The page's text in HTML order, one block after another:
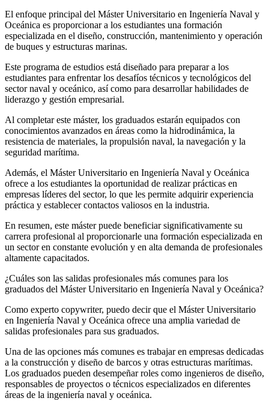
El enfoque principal del Máster Universitario en Ingeniería Naval y
Oceánica es proporcionar a los estudiantes una formación
especializada en el diseño, construcción, mantenimiento y operación
de buques y estructuras marinas.
Este programa de estudios está diseñado para preparar a los
estudiantes para enfrentar los desafíos técnicos y tecnológicos del
sector naval y oceánico, así como para desarrollar habilidades de
liderazgo y gestión empresarial.
Al completar este máster, los graduados estarán equipados con
conocimientos avanzados en áreas como la hidrodinámica, la
resistencia de materiales, la propulsión naval, la navegación y la
seguridad marítima.
Además, el Máster Universitario en Ingeniería Naval y Oceánica
ofrece a los estudiantes la oportunidad de realizar prácticas en
empresas líderes del sector, lo que les permite adquirir experiencia
práctica y establecer contactos valiosos en la industria.
En resumen, este máster puede beneficiar significativamente su
carrera profesional al proporcionarle una formación especializada en
un sector en constante evolución y en alta demanda de profesionales
altamente capacitados.
¿Cuáles son las salidas profesionales más comunes para los
graduados del Máster Universitario en Ingeniería Naval y Oceánica?
Como experto copywriter, puedo decir que el Máster Universitario
en Ingeniería Naval y Oceánica ofrece una amplia variedad de
salidas profesionales para sus graduados.
Una de las opciones más comunes es trabajar en empresas dedicadas
a la construcción y diseño de barcos y otras estructuras marítimas.
Los graduados pueden desempeñar roles como ingenieros de diseño,
responsables de proyectos o técnicos especializados en diferentes
áreas de la ingeniería naval y oceánica.